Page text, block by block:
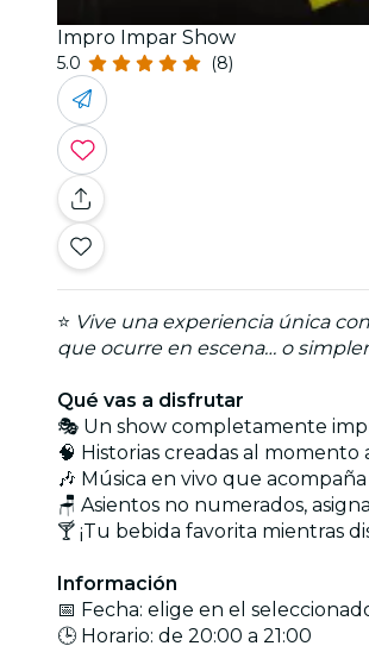
Impro Impar Show
5.0 (8)
⭐ Vive una experiencia única
que ocurre en escena… o
Qué vas a disfrutar
🎭 Un show completamente
🧠 Historias creadas al
🎶 Música en vivo que
🪑 Asientos no numerados,
🍸 ¡Tu bebida favorita mientras
Información
📅 Fecha: elige en el
🕒 Horario: de 20:00 a 21:00